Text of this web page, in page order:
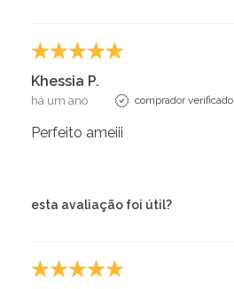
Khessia P.
há um ano comprador verificado
Perfeito ameiii
esta avaliação foi útil?